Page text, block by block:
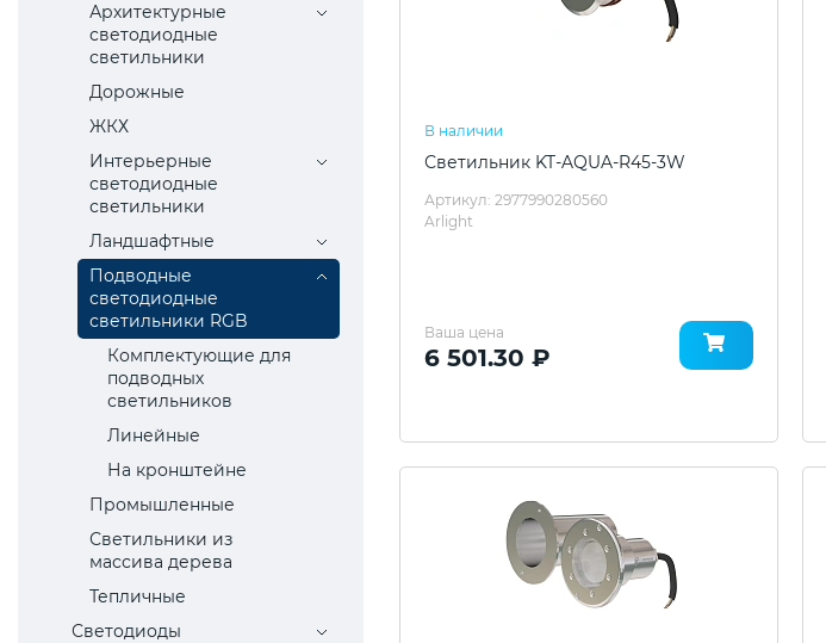
Архитектурные
светодиодные
светильники
Дорожные
ЖКХ
Интерьерные
светодиодные
светильники
Ландшафтные
Подводные
светодиодные
светильники RGB
Комплектующие для
подводных
светильников
Линейные
На кронштейне
Промышленные
Светильники из
массива дерева
Тепличные
Светодиоды
В наличии
Светильник KT-AQUA-R45-3W
Артикул: 2977990280560
Arlight
Ваша цена
6 501.30 ₽